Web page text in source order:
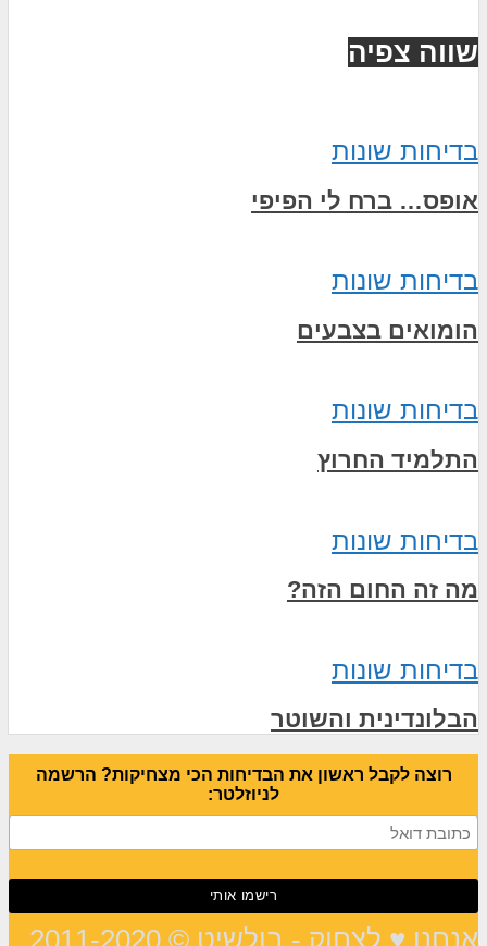
שווה צפיה
בדיחות שונות
אופס… ברח לי הפיפי
בדיחות שונות
הומואים בצבעים
בדיחות שונות
התלמיד החרוץ
בדיחות שונות
מה זה החום הזה?
בדיחות שונות
הבלונדינית והשוטר
רוצה לקבל ראשון את הבדיחות הכי מצחיקות? הרשמה
לניוזלטר: